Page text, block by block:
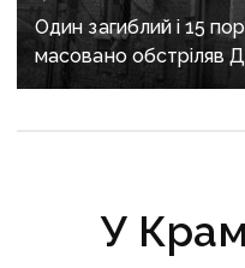
Один загиблий і 15
масовано обстріляв
У